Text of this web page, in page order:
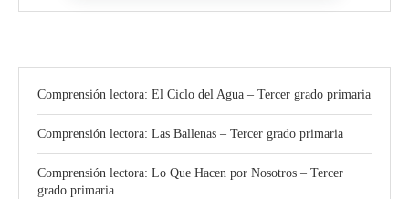
Comprensión lectora: El Ciclo del Agua – Tercer grado primaria
Comprensión lectora: Las Ballenas – Tercer grado primaria
Comprensión lectora: Lo Que Hacen por Nosotros – Tercer
grado primaria